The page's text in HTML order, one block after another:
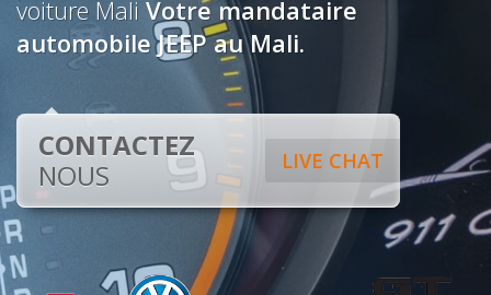
voiture Mali Votre mandataire
automobile JEEP au Mali.
LIVE CHAT
CONTACTEZ
NOUS